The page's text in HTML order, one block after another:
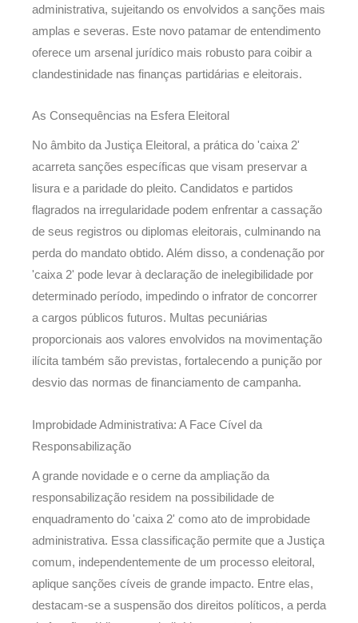
administrativa, sujeitando os envolvidos a sanções mais
amplas e severas. Este novo patamar de entendimento
oferece um arsenal jurídico mais robusto para coibir a
clandestinidade nas finanças partidárias e eleitorais.
As Consequências na Esfera Eleitoral
No âmbito da Justiça Eleitoral, a prática do 'caixa 2'
acarreta sanções específicas que visam preservar a
lisura e a paridade do pleito. Candidatos e partidos
flagrados na irregularidade podem enfrentar a cassação
de seus registros ou diplomas eleitorais, culminando na
perda do mandato obtido. Além disso, a condenação por
'caixa 2' pode levar à declaração de inelegibilidade por
determinado período, impedindo o infrator de concorrer
a cargos públicos futuros. Multas pecuniárias
proporcionais aos valores envolvidos na movimentação
ilícita também são previstas, fortalecendo a punição por
desvio das normas de financiamento de campanha.
Improbidade Administrativa: A Face Cível da
Responsabilização
A grande novidade e o cerne da ampliação da
responsabilização residem na possibilidade de
enquadramento do 'caixa 2' como ato de improbidade
administrativa. Essa classificação permite que a Justiça
comum, independentemente de um processo eleitoral,
aplique sanções cíveis de grande impacto. Entre elas,
destacam-se a suspensão dos direitos políticos, a perda